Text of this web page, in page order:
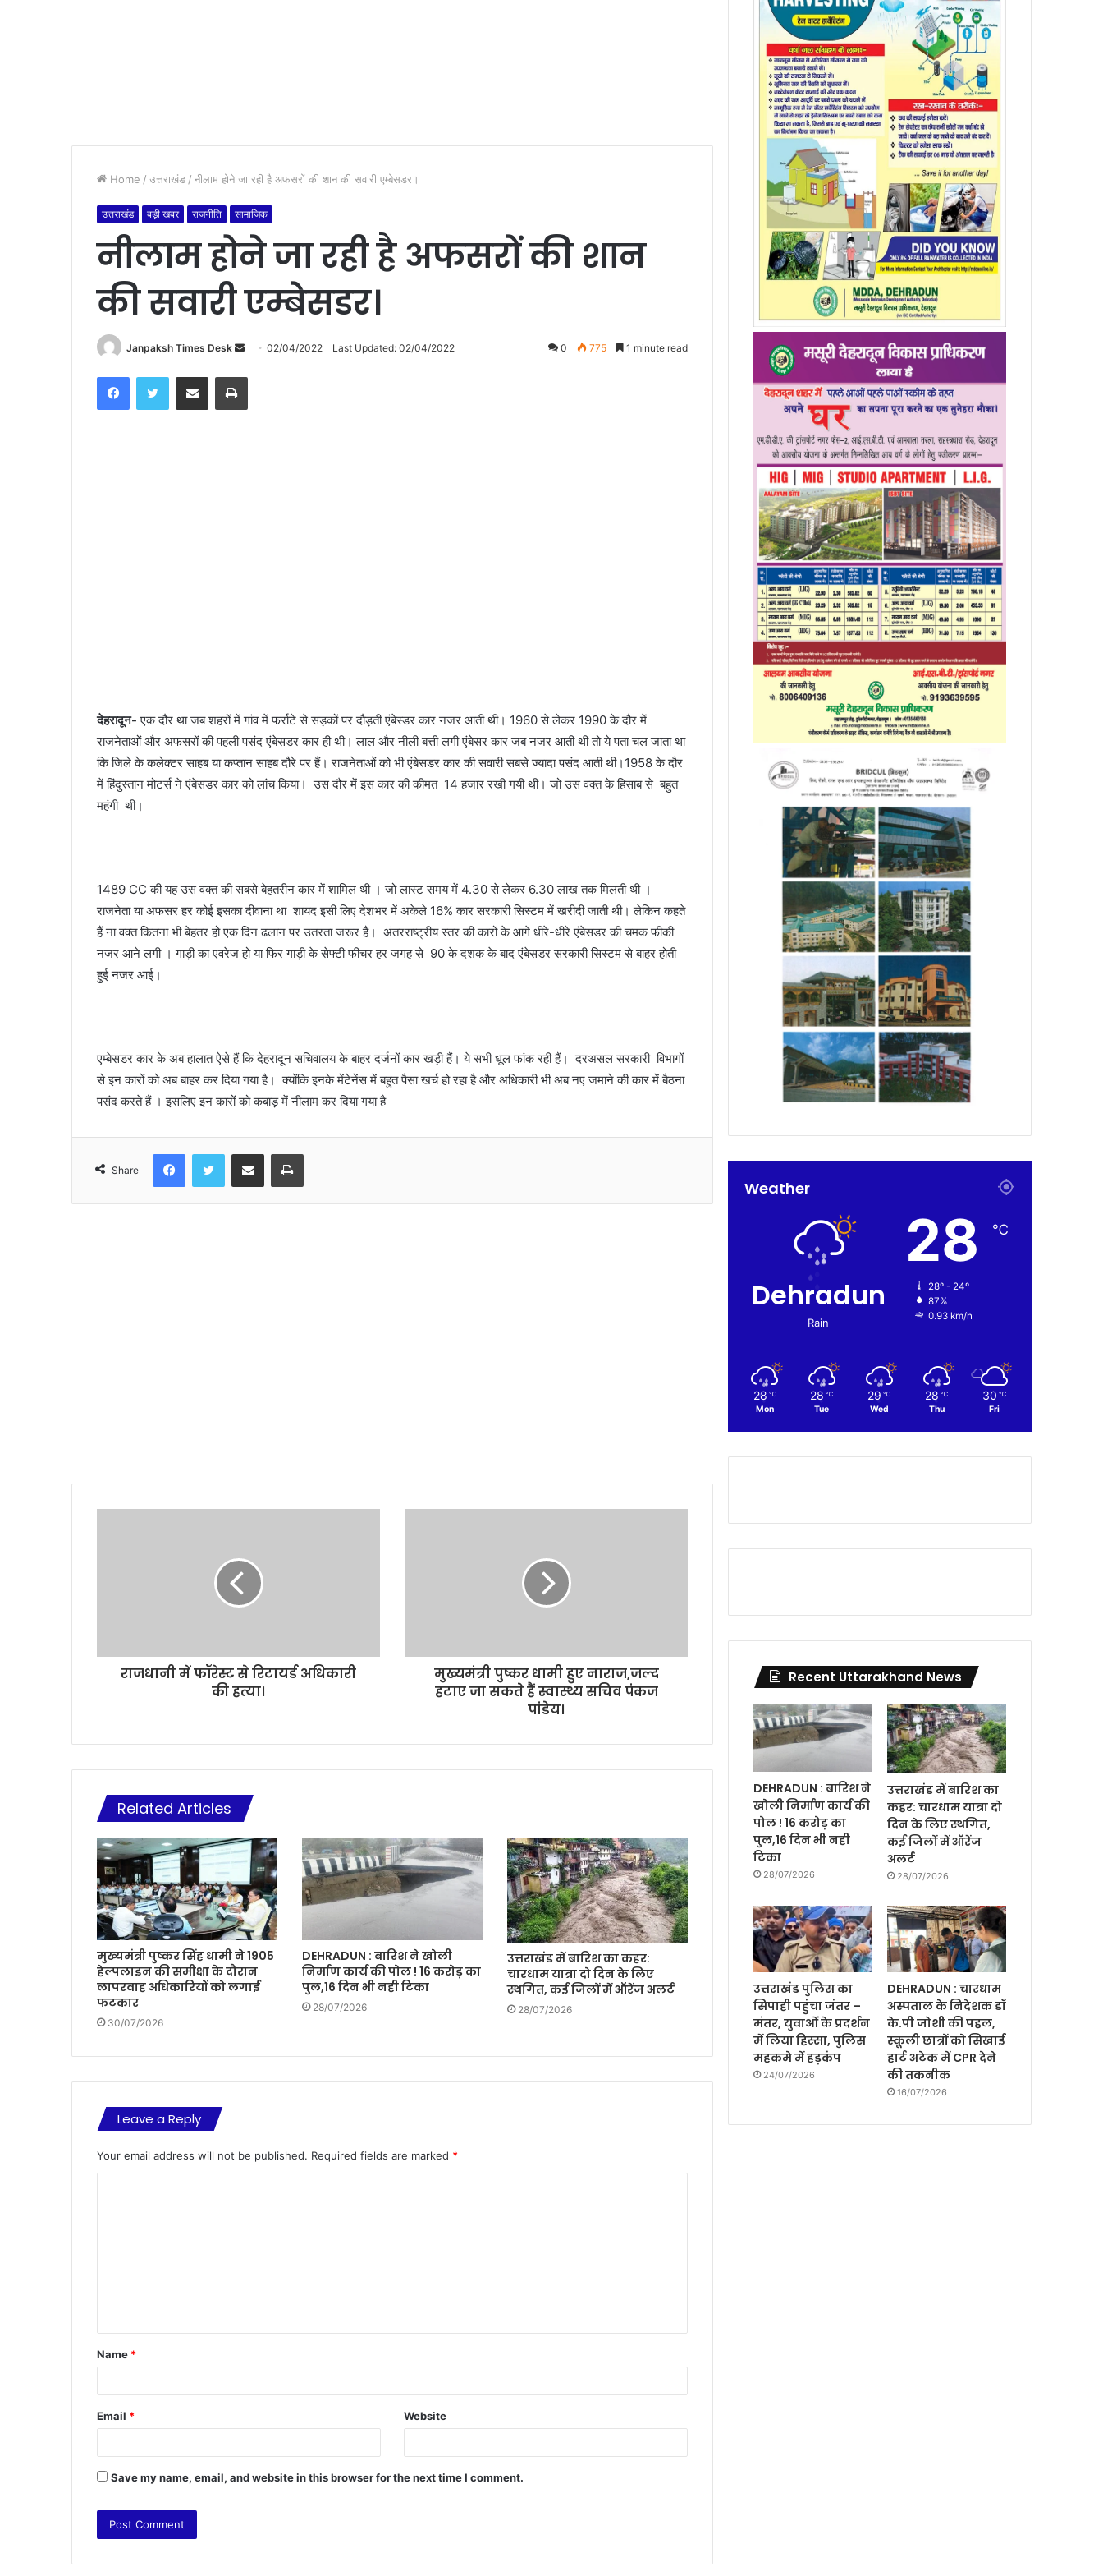
Home / उत्तराखंड / नीलाम होने जा रही है अफसरों की शान की सवारी एम्बेसडर।
उत्तराखंड बड़ी खबर राजनीति सामाजिक
नीलाम होने जा रही है अफसरों की शान
की सवारी एम्बेसडर।
Janpaksh Times Desk
d
02/04/2022 Last Updated: 02/04/2022 0 775 1 minute read
देहरादून- एक दौर था जब शहरों में गांव में फर्राटे से सड़कों पर दौड़ती एंबेस्डर कार नजर आती थी। 1960 से लेकर 1990 के दौर में
राजनेताओं और अफसरों की पहली पसंद एंबेसडर कार ही थी। लाल और नीली बत्ती लगी एंबेसर कार जब नजर आती थी तो ये पता चल जाता था
कि जिले के कलेक्टर साहब या कप्तान साहब दौरे पर हैं। राजनेताओं को भी एंबेसडर कार की सवारी सबसे ज्यादा पसंद आती थी।1958 के दौर
में हिंदुस्तान मोटर्स ने एंबेसडर कार को लांच किया। उस दौर में इस कार की कीमत 14 हजार रखी गयी थी। जो उस वक्त के हिसाब से बहुत
महंगी थी।
1489 CC की यह उस वक्त की सबसे बेहतरीन कार में शामिल थी । जो लास्ट समय में 4.30 से लेकर 6.30 लाख तक मिलती थी ।
राजनेता या अफसर हर कोई इसका दीवाना था शायद इसी लिए देशभर में अकेले 16% कार सरकारी सिस्टम में खरीदी जाती थी। लेकिन कहते
हैं ना वक्त कितना भी बेहतर हो एक दिन ढलान पर उतरता जरूर है। अंतरराष्ट्रीय स्तर की कारों के आगे धीरे-धीरे एंबेसडर की चमक फीकी
नजर आने लगी । गाड़ी का एवरेज हो या फिर गाड़ी के सेफ्टी फीचर हर जगह से 90 के दशक के बाद एंबेसडर सरकारी सिस्टम से बाहर होती
हुई नजर आई।
एम्बेसडर कार के अब हालात ऐसे हैं कि देहरादून सचिवालय के बाहर दर्जनों कार खड़ी हैं। ये सभी धूल फांक रही हैं। दरअसल सरकारी विभागों
से इन कारों को अब बाहर कर दिया गया है। क्योंकि इनके मेंटेनेंस में बहुत पैसा खर्च हो रहा है और अधिकारी भी अब नए जमाने की कार में बैठना
पसंद करते हैं । इसलिए इन कारों को कबाड़ में नीलाम कर दिया गया है
Share
राजधानी में फॉरेस्ट से रिटायर्ड अधिकारी
की हत्या।
मुख्यमंत्री पुष्कर धामी हुए नाराज,जल्द
हटाए जा सकते हैं स्वास्थ्य सचिव पंकज
पांडेय।
Related Articles
मुख्यमंत्री पुष्कर सिंह धामी ने 1905
हेल्पलाइन की समीक्षा के दौरान
लापरवाह अधिकारियों को लगाई
फटकार
30/07/2026
DEHRADUN : बारिश ने खोली
निर्माण कार्य की पोल ! 16 करोड़ का
पुल,16 दिन भी नही टिका
28/07/2026
उत्तराखंड में बारिश का कहर:
चारधाम यात्रा दो दिन के लिए
स्थगित, कई जिलों में ऑरेंज अलर्ट
28/07/2026
Leave a Reply
Your email address will not be published. Required fields are marked *
t
*
Name *
Email * Website
Save my name, email, and website in this browser for the next time I comment.
Weather
Dehradun
Rain
28 ℃
28º - 24º
87%
0.93 km/h
28 ℃
Mon
28 ℃
Tue
29 ℃
Wed
28 ℃
Thu
30 ℃
Fri
Recent Uttarakhand News
DEHRADUN : बारिश ने
खोली निर्माण कार्य की
पोल ! 16 करोड़ का
पुल,16 दिन भी नही
टिका
28/07/2026
उत्तराखंड में बारिश का
कहर: चारधाम यात्रा दो
दिन के लिए स्थगित,
कई जिलों में ऑरेंज
अलर्ट
28/07/2026
उत्तराखंड पुलिस का
सिपाही पहुंचा जंतर –
मंतर, युवाओं के प्रदर्शन
में लिया हिस्सा, पुलिस
महकमे में हड़कंप
24/07/2026
DEHRADUN : चारधाम
अस्पताल के निदेशक डॉ
के.पी जोशी की पहल,
स्कूली छात्रों को सिखाई
हार्ट अटेक में CPR देने
की तकनीक
16/07/2026